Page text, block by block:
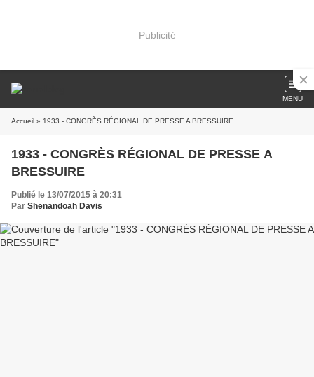
Publicité
MENU
Accueil » 1933 - CONGRÈS RÉGIONAL DE PRESSE A BRESSUIRE
1933 - CONGRÈS RÉGIONAL DE PRESSE A
BRESSUIRE
Publié le 13/07/2015 à 20:31
Par Shenandoah Davis